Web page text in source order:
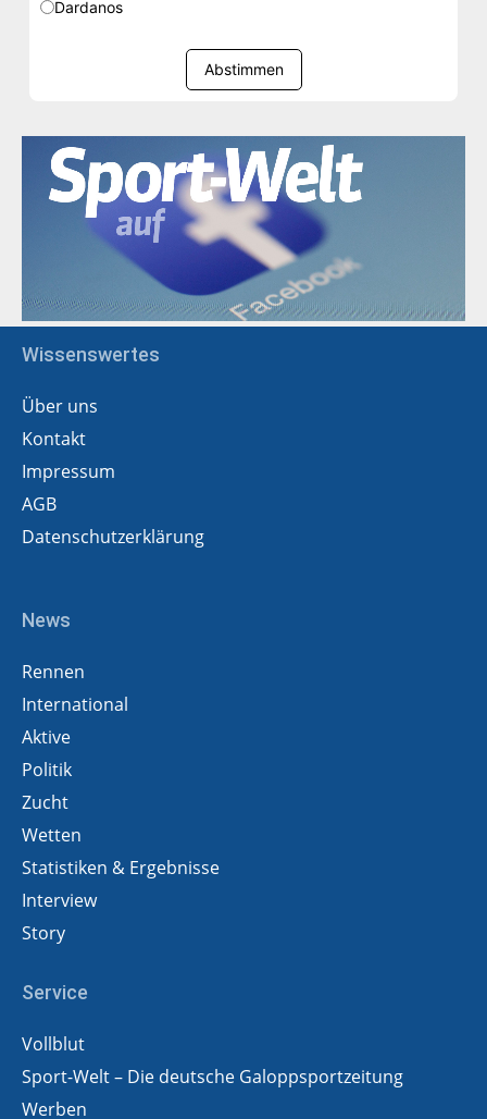
Dardanos
Abstimmen
Wissenswertes
Über uns
Kontakt
Impressum
AGB
Datenschutzerklärung
News
Rennen
International
Aktive
Politik
Zucht
Wetten
Statistiken & Ergebnisse
Interview
Story
Service
Vollblut
Sport-Welt – Die deutsche Galoppsportzeitung
Werben